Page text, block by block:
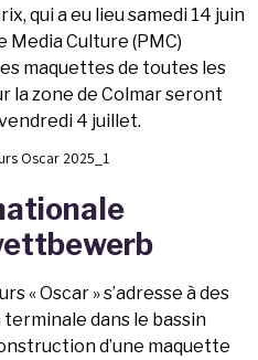
qui a eu lieu samedi 14 juin
Media Culture (PMC)
maquettes de toutes les
la zone de Colmar seront
4 juillet.
« Oscar » s’adresse à des
dans le bassin
d’une maquette